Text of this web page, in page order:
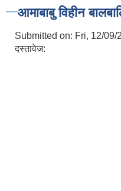
आमाबाबु विहीन
Submitted on: Fri, 12/09/
दस्तावेज: